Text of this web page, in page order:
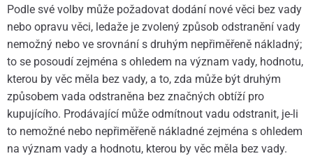
Podle své volby může požadovat dodání nové věci bez vady
nebo opravu věci, ledaže je zvolený způsob odstranění vady
nemožný nebo ve srovnání s druhým nepřiměřeně nákladný;
to se posoudí zejména s ohledem na význam vady, hodnotu,
kterou by věc měla bez vady, a to, zda může být druhým
způsobem vada odstraněna bez značných obtíží pro
kupujícího. Prodávající může odmítnout vadu odstranit, je-li
to nemožné nebo nepřiměřeně nákladné zejména s ohledem
na význam vady a hodnotu, kterou by věc měla bez vady.